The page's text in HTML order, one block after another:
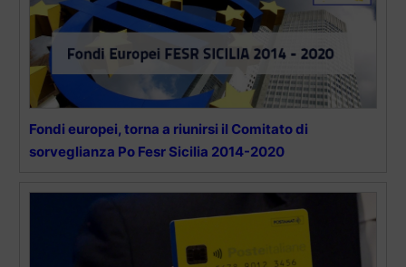
Fondi europei, torna a riunirsi il Comitato di
sorveglianza Po Fesr Sicilia 2014-2020